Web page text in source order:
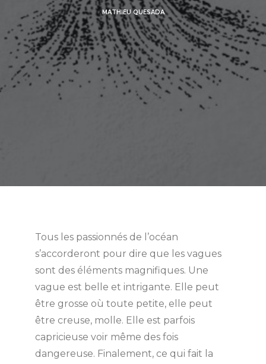
MATHIEU QUESADA
Tous les passionnés de l’océan
s’accorderont pour dire que les vagues
sont des éléments magnifiques. Une
vague est belle et intrigante. Elle peut
être grosse où toute petite, elle peut
être creuse, molle. Elle est parfois
capricieuse voir même des fois
dangereuse. Finalement, ce qui fait la